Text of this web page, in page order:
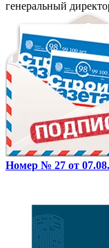
генеральный
Номер № 27 от